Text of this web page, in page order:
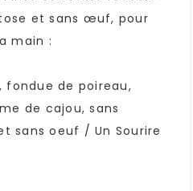
et sans œuf, pour
main :